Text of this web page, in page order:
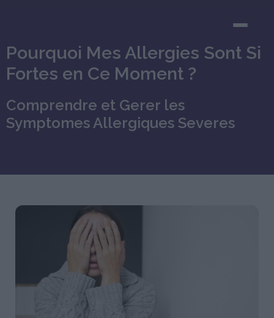
Pourquoi Mes Allergies Sont Si
Fortes en Ce Moment ?
Comprendre et Gerer les
Symptomes Allergiques Severes